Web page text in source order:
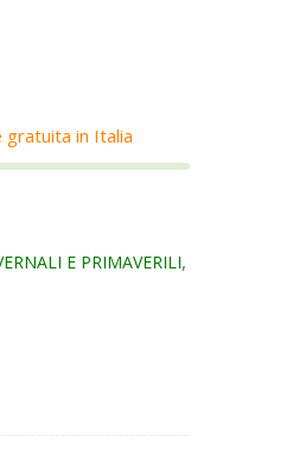
in Italia
E PRIMAVERILI,